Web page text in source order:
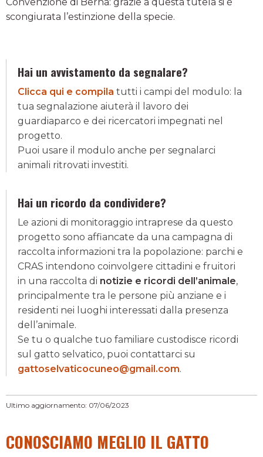
scongiurata l’estinzione della specie.
Hai un avvistamento da segnalare?
Clicca qui e compila tutti i campi del modulo: la
tua segnalazione aiuterà il lavoro dei
guardiaparco e dei ricercatori impegnati nel
progetto.
Puoi usare il modulo anche per segnalarci
animali ritrovati investiti.
Hai un ricordo da condividere?
Le azioni di monitoraggio intraprese da questo
progetto sono affiancate da una campagna di
raccolta informazioni tra la popolazione: parchi e
CRAS intendono coinvolgere cittadini e fruitori
in una raccolta di notizie e ricordi dell’animale,
principalmente tra le persone più anziane e i
residenti nei luoghi interessati dalla presenza
dell’animale.
Se tu o qualche tuo familiare custodisce ricordi
sul gatto selvatico, puoi contattarci su
gattoselvaticocuneo@gmail.com.
Ultimo aggiornamento: 07/06/2023
CONOSCIAMO MEGLIO IL GATTO